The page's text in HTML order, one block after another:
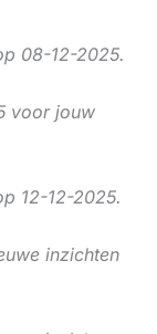
08-12-2025.
voor jouw
12-12-2025.
inzichten